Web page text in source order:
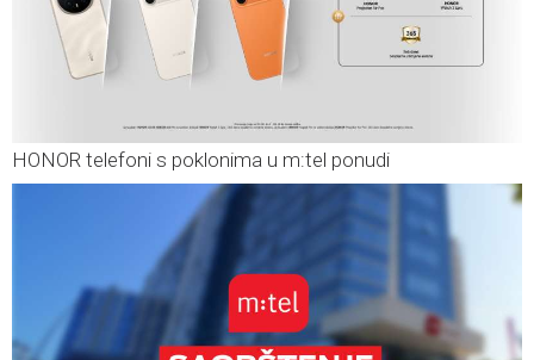
HONOR telefoni s poklonima u m:tel ponudi